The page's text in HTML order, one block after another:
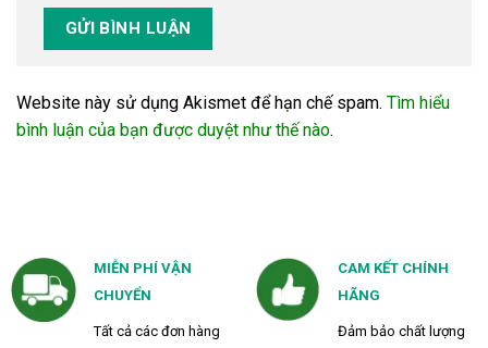
Website này sử dụng Akismet để hạn chế spam. Tìm hiểu
bình luận của bạn được duyệt như thế nào.
MIỄN PHÍ VẬN
CHUYỂN
Tất cả các đơn hàng
CAM KẾT CHÍNH
HÃNG
Đảm bảo chất lượng